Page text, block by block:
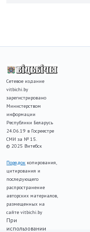
Сетевое издание
vitbichi.by
зарегистрировано
Министерством
информации
Республики Беларусь
24.06.19 в Госреестре
СМИ за № 15.
© 2025 Витебск
Порядок копирования,
цитирования и
последующего
распространение
авторских материалов,
размещенных на
сайте vitbichi.by
При
использовании